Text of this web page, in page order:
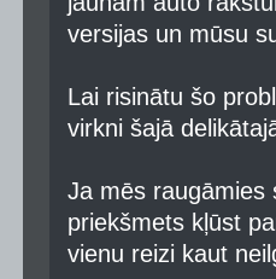
versijas un mūsu
Lai risinātu šo
virkni šajā
Ja mēs raugāmies
priekšmets kļūst
vienu reizi kaut